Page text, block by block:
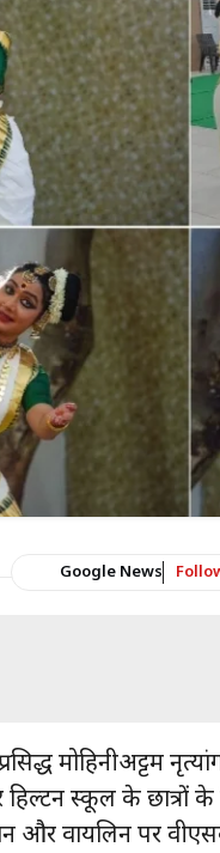
Google News
मोहिनीअट्टम
स्कूल के छात्रों के
वायलिन पर